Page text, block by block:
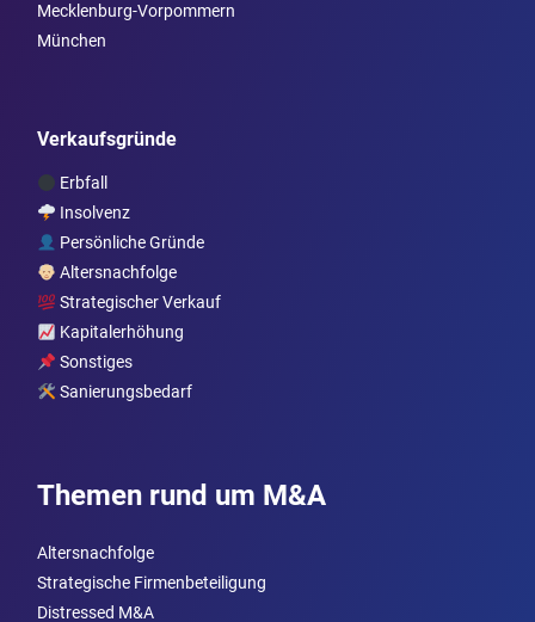
Mecklenburg-Vorpommern
München
Verkaufsgründe
Erbfall
Insolvenz
Persönliche Gründe
Altersnachfolge
Strategischer Verkauf
Kapitalerhöhung
Sonstiges
Sanierungsbedarf
Themen rund um M&A
Altersnachfolge
Strategische Firmenbeteiligung
Distressed M&A